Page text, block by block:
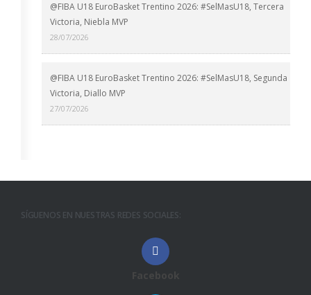
@FIBA U18 EuroBasket Trentino 2026: #SelMasU18, Tercera
Victoria, Niebla MVP
28/07/2026
@FIBA U18 EuroBasket Trentino 2026: #SelMasU18, Segunda
Victoria, Diallo MVP
27/07/2026
SÍGUENOS EN NUESTRAS REDES SOCIALES:
Facebook